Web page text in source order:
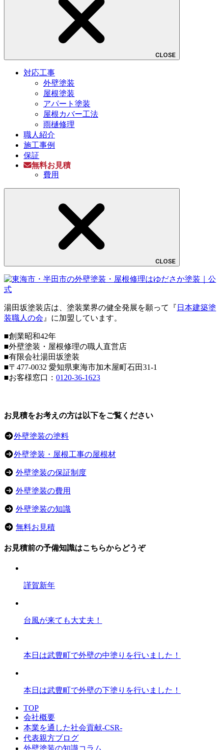
CLOSE
対応工事
外壁塗装
屋根塗装
アパート塗装
屋根カバー工法
雨樋修理
職人紹介
施工事例
保証
無料お見積
費用
CLOSE
湯田坂塗装店は、塗装業界の健全発展を願って『 日本建築塗
装職人の会』に加盟しています。
■創業昭和42年
■外壁塗装・屋根修理の職人直営店
■有限会社湯田坂塗装
■〒 477-0032 愛知県東海市加木屋町石田31-1
■お客様窓口： 0120-36-1623
お見積をお考えの方は以下をご覧ください
外壁塗装の塗料
外壁塗装・屋根工事の屋根材
外壁塗装の保証制度
外壁塗装の費用
外壁塗装の知識
無料お見積
お見積前の予備知識はこちらからどうぞ
謹賀新年
台風が来ても大丈夫！
本日は武豊町で外壁の中塗りを行いました！
本日は武豊町で外壁の下塗りを行いました！
TOP
会社概要
本業を通した社会貢献-CSR-
代表親方ブログ